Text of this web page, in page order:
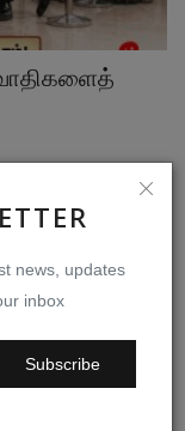
news, updates
inbox
Subscribe